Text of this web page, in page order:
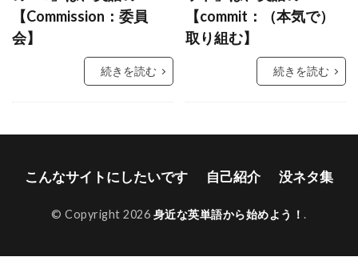
【Commission：委員
会】
続きを読む
【commit：（本気で）
取り組む】
続きを読む
こんなサイトにしたいです 自己紹介 没ネタ集
© Copyright 2026 身近な英単語から始めよう！.